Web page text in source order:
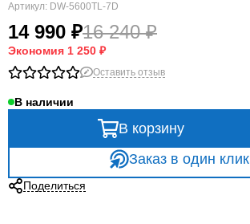
Артикул: DW-5600TL-7D
14 990 ₽16 240 ₽
Экономия 1 250 ₽
Оставить отзыв
В наличии
В корзину
Заказ в один клик
Поделиться